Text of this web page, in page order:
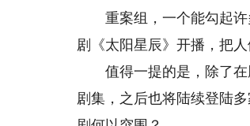
重案组，一个能勾起许
剧《太阳星辰》开播，把
值得一提的是，除了在
剧集，之后也将陆续登陆